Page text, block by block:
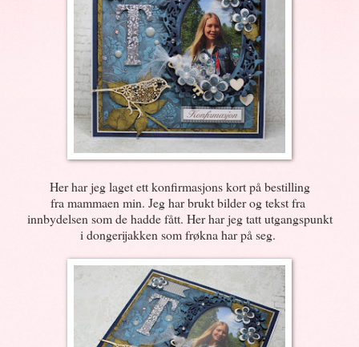
Her har jeg laget ett konfirmasjons kort på bestilling
fra mammaen min. Jeg har brukt bilder og tekst fra
innbydelsen som de hadde fått. Her har jeg tatt utgangspunkt
i dongerijakken som frøkna har på seg.